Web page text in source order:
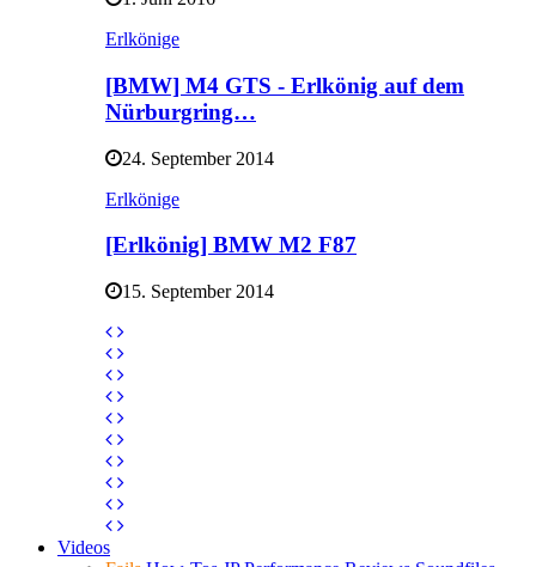
Erlkönige
[BMW] M4 GTS - Erlkönig auf dem
Nürburgring…
24. September 2014
Erlkönige
[Erlkönig] BMW M2 F87
15. September 2014
Videos